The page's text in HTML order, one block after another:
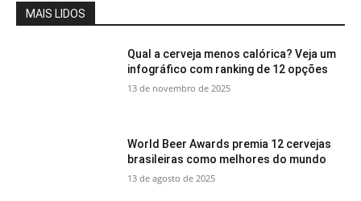
MAIS LIDOS
Qual a cerveja menos calórica? Veja um
infográfico com ranking de 12 opções
13 de novembro de 2025
World Beer Awards premia 12 cervejas
brasileiras como melhores do mundo
13 de agosto de 2025